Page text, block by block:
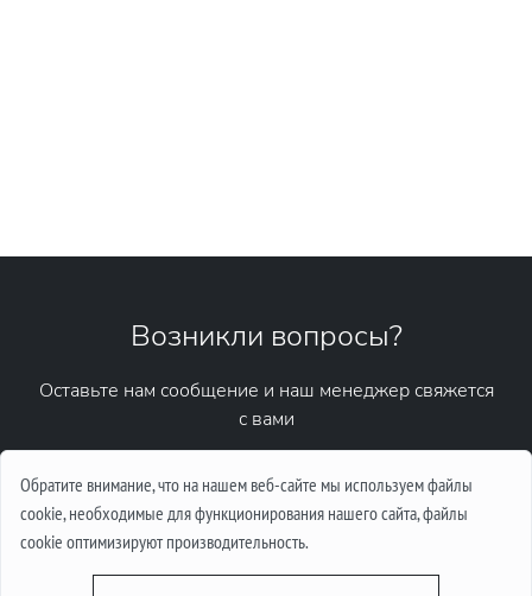
Обратите внимание, что на нашем веб-сайте мы используем файлы
cookie, необходимые для функционирования нашего сайта, файлы
cookie оптимизируют производительность.
Возникли вопросы?
Оставьте нам сообщение и наш менеджер свяжется
с вами
Написать сообщение